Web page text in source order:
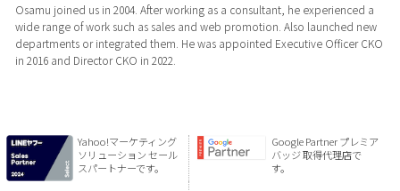
Osamu joined us in 2004. After working as a consultant, he experienced a
wide range of work such as sales and web promotion. Also launched new
departments or integrated them. He was appointed Executive Officer CKO
in 2016 and Director CKO in 2022.
Yahoo!マーケティング
ソリューション セール
スパートナーです。
Google Partner プレミア
バッジ 取得代理店で
す。